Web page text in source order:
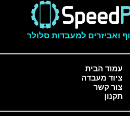
ואביזרים למעבדות סלולר
עמוד הבית
ציוד מעבדה
צור קשר
תקנון